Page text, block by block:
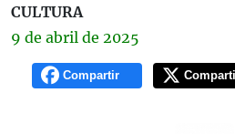
CULTURA
9 de abril de 2025
Compartir